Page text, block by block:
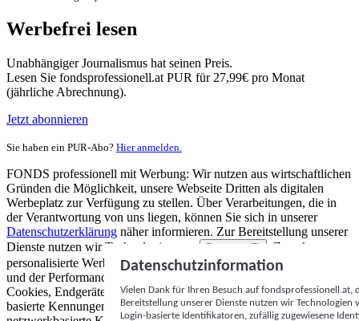
Werbefrei lesen
Unabhängiger Journalismus hat seinen Preis.
Lesen Sie fondsprofessionell.at PUR für 27,99€ pro Monat
(jährliche Abrechnung).
Jetzt abonnieren
Sie haben ein PUR-Abo? Hier anmelden.
FONDS professionell mit Werbung: Wir nutzen aus wirtschaftlichen
Gründen die Möglichkeit, unsere Webseite Dritten als digitalen
Werbeplatz zur Verfügung zu stellen. Über Verarbeitungen, die in
der Verantwortung von uns liegen, können Sie sich in unserer
Datenschutzerklärung näher informieren. Zur Bereitstellung unserer
Dienste nutzen wir Technologien von
Partnern (5)
. Zwecke:
personalisierte Werbung und Inhalte, Messung von Werbeleistung
und der Performance von Inhalten sowie Zielgruppenforschung.
Cookies, Endgeräte- oder ähnliche Online-Kennungen (z. B. login-
basierte Kennungen, zufällig generierte Kennungen,
Datenschutzinformation
Vielen Dank für Ihren Besuch auf
Bereitstellung unserer Dienste nutzen wir Technologien
Login-basierte Identifikatoren, zufällig zugewiesene